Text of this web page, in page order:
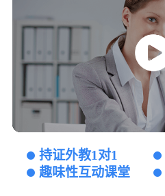
持证外教1对1
趣味性互动课堂